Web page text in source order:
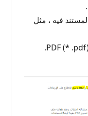
فيه ، مثل